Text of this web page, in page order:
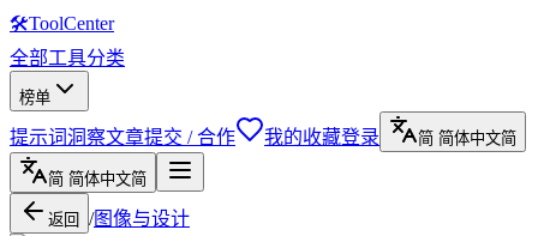
🛠ToolCenter
全部工具分类
榜单
提示词洞察文章提交 / 合作 我的收藏登录 简 简体中文简
简 简体中文简
返回 /图像与设计